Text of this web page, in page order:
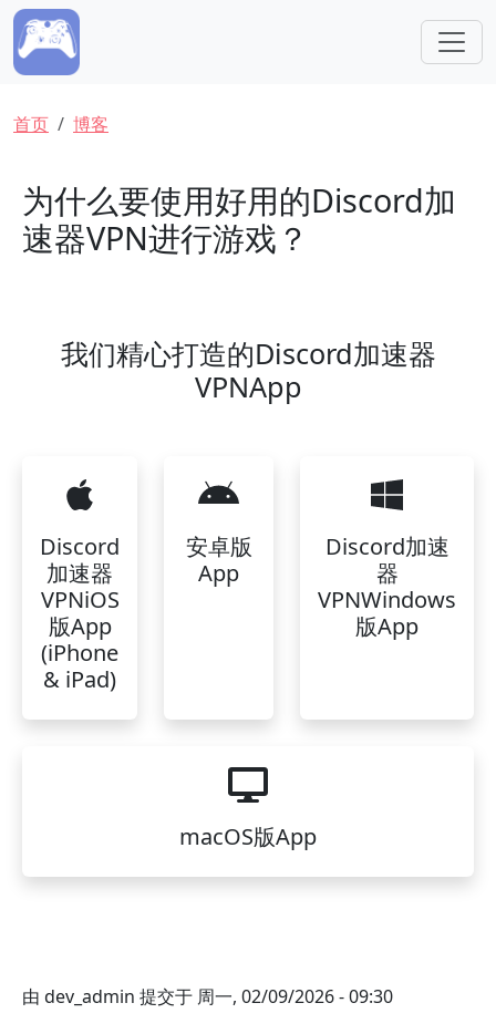
跳转到主要内容
面包屑
首页 博客
为什么要使用好用的Discord加
速器VPN进行游戏？
我们精心打造的Discord加速器
VPNApp
Discord
加速器
VPNiOS
版App
(iPhone
& iPad)
安卓版
App
Discord加速
器
VPNWindows
版App
macOS版App
由 dev_admin 提交于 周一, 02/09/2026 - 09:30